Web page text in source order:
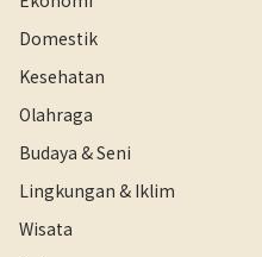
Domestik
Kesehatan
Olahraga
Budaya & Seni
Lingkungan & Iklim
Wisata